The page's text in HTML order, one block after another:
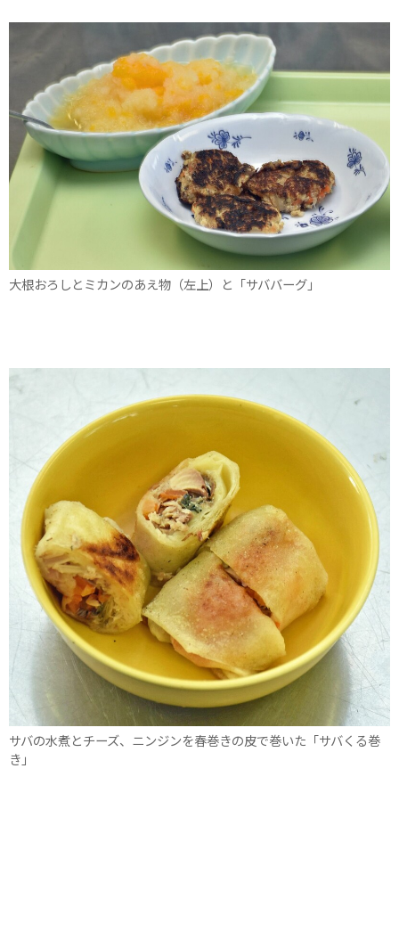
大根おろしとミカンのあえ物（左上）と「サババーグ」
サバの水煮とチーズ、ニンジンを春巻きの皮で巻いた「サバくる巻
き」